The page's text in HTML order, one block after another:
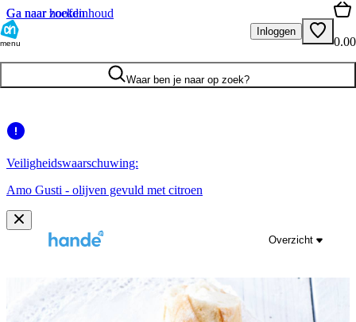
Ga naar hoofdinhoud
Ga naar zoeken
menu
Inloggen
0.00
Waar ben je naar op zoek?
Veiligheidswaarschuwing:
Amo Gusti - olijven gevuld met citroen
Overzicht